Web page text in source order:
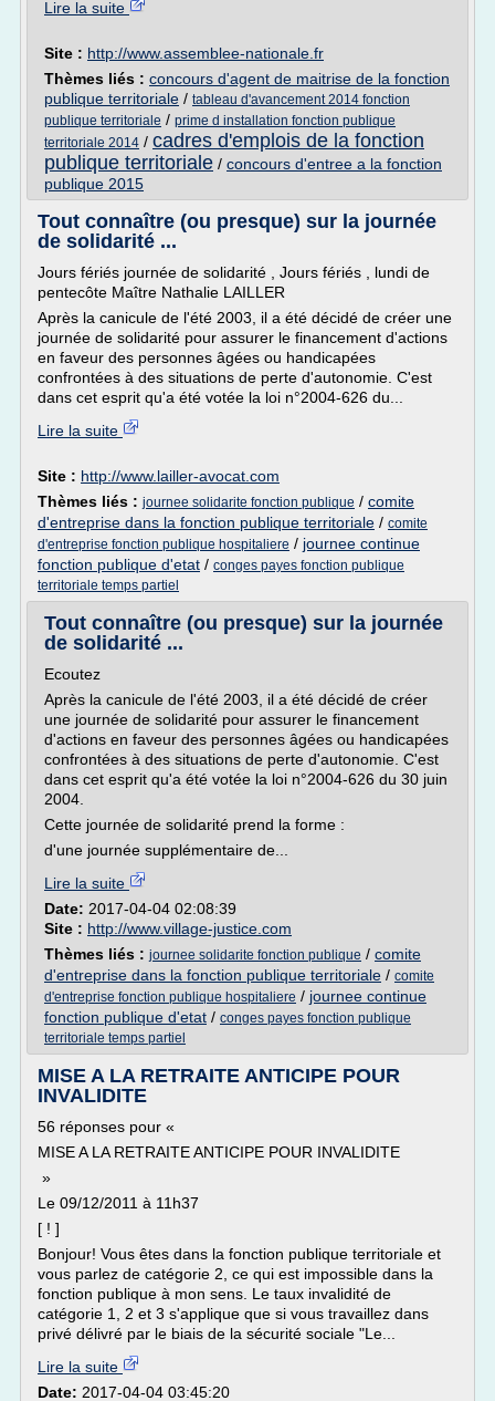
Lire la suite
Site : http://www.assemblee-nationale.fr
Thèmes liés : concours d'agent de maitrise de la fonction
publique territoriale / tableau d'avancement 2014 fonction
publique territoriale / prime d installation fonction publique
territoriale 2014 / cadres d'emplois de la fonction
publique territoriale / concours d'entree a la fonction
publique 2015
Tout connaître (ou presque) sur la journée
de solidarité ...
Jours fériés journée de solidarité , Jours fériés , lundi de
pentecôte Maître Nathalie LAILLER
Après la canicule de l'été 2003, il a été décidé de créer une
journée de solidarité pour assurer le financement d'actions
en faveur des personnes âgées ou handicapées
confrontées à des situations de perte d'autonomie. C'est
dans cet esprit qu'a été votée la loi n°2004-626 du...
Lire la suite
Site : http://www.lailler-avocat.com
Thèmes liés : journee solidarite fonction publique / comite
d'entreprise dans la fonction publique territoriale / comite
d'entreprise fonction publique hospitaliere / journee continue
fonction publique d'etat / conges payes fonction publique
territoriale temps partiel
Tout connaître (ou presque) sur la journée
de solidarité ...
Ecoutez
Après la canicule de l'été 2003, il a été décidé de créer
une journée de solidarité pour assurer le financement
d'actions en faveur des personnes âgées ou handicapées
confrontées à des situations de perte d'autonomie. C'est
dans cet esprit qu'a été votée la loi n°2004-626 du 30 juin
2004.
Cette journée de solidarité prend la forme :
d'une journée supplémentaire de...
Lire la suite
Date: 2017-04-04 02:08:39
Site : http://www.village-justice.com
Thèmes liés : journee solidarite fonction publique / comite
d'entreprise dans la fonction publique territoriale / comite
d'entreprise fonction publique hospitaliere / journee continue
fonction publique d'etat / conges payes fonction publique
territoriale temps partiel
MISE A LA RETRAITE ANTICIPE POUR
INVALIDITE
56 réponses pour «
MISE A LA RETRAITE ANTICIPE POUR INVALIDITE
»
Le 09/12/2011 à 11h37
[ ! ]
Bonjour! Vous êtes dans la fonction publique territoriale et
vous parlez de catégorie 2, ce qui est impossible dans la
fonction publique à mon sens. Le taux invalidité de
catégorie 1, 2 et 3 s'applique que si vous travaillez dans
privé délivré par le biais de la sécurité sociale "Le...
Lire la suite
Date: 2017-04-04 03:45:20